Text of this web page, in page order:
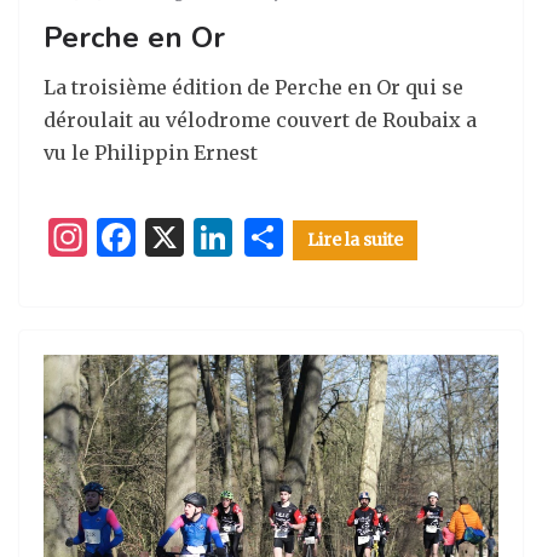
Perche en Or
La troisième édition de Perche en Or qui se
déroulait au vélodrome couvert de Roubaix a
vu le Philippin Ernest
I
a
g
ra
m
F
e
b
o
o
k
X
Li
e
dI
n
P
ar
g
er
Lire la suite